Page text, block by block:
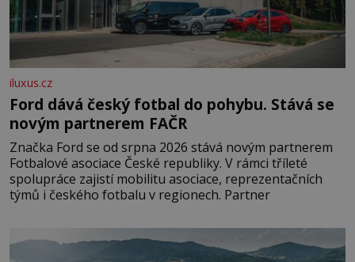
iluxus.cz
Ford dává český fotbal do pohybu. Stává se
novým partnerem FAČR
Značka Ford se od srpna 2026 stává novým partnerem
Fotbalové asociace České republiky. V rámci tříleté
spolupráce zajistí mobilitu asociace, reprezentačních
týmů i českého fotbalu v regionech. Partner